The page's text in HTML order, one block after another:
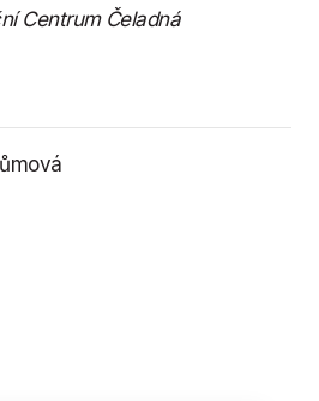
Centrum Čeladná